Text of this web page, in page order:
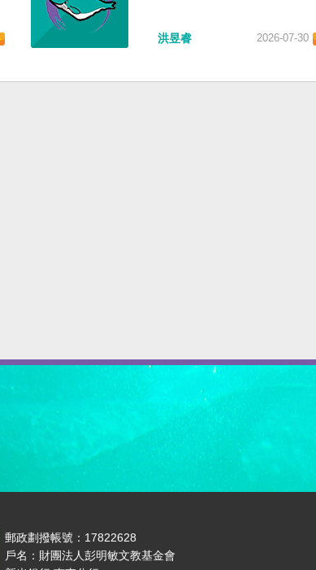
洪昱睿 2026-07-30
郵政劃撥帳號：17822628
戶名：財團法人彭明敏文教基金會